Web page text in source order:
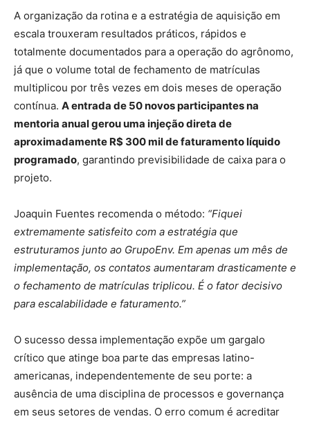
A organização da rotina e a estratégia de aquisição em
escala trouxeram resultados práticos, rápidos e
totalmente documentados para a operação do agrônomo,
já que o volume total de fechamento de matrículas
multiplicou por três vezes em dois meses de operação
contínua. A entrada de 50 novos participantes na
mentoria anual gerou uma injeção direta de
aproximadamente R$ 300 mil de faturamento líquido
programado, garantindo previsibilidade de caixa para o
projeto.
Joaquin Fuentes recomenda o método: “Fiquei
extremamente satisfeito com a estratégia que
estruturamos junto ao GrupoEnv. Em apenas um mês de
implementação, os contatos aumentaram drasticamente e
o fechamento de matrículas triplicou. É o fator decisivo
para escalabilidade e faturamento.”
O sucesso dessa implementação expõe um gargalo
crítico que atinge boa parte das empresas latino-
americanas, independentemente de seu porte: a
ausência de uma disciplina de processos e governança
em seus setores de vendas. O erro comum é acreditar